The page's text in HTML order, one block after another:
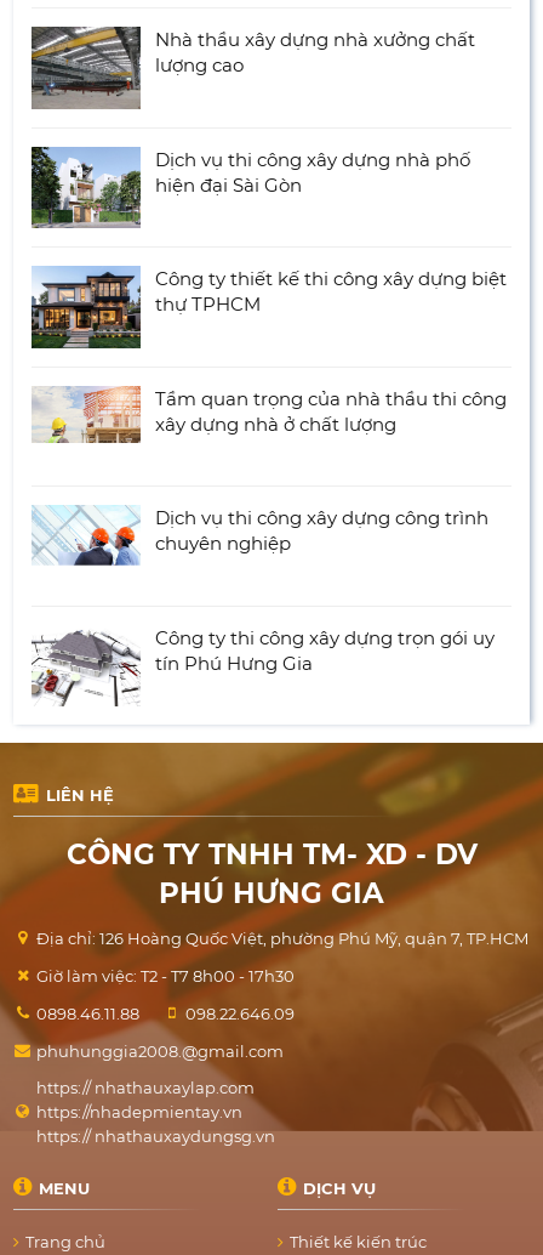
Nhà thầu xây dựng nhà xưởng chất
lượng cao
Dịch vụ thi công xây dựng nhà phố
hiện đại Sài Gòn
Công ty thiết kế thi công xây dựng biệt
thự TPHCM
Tầm quan trọng của nhà thầu thi công
xây dựng nhà ở chất lượng
Dịch vụ thi công xây dựng công trình
chuyên nghiệp
Công ty thi công xây dựng trọn gói uy
tín Phú Hưng Gia
LIÊN HỆ
CÔNG TY TNHH TM- XD - DV
PHÚ HƯNG GIA
Địa chỉ: 126 Hoàng Quốc Việt, phường Phú Mỹ, quận 7, TP.HCM
Giờ làm việc: T2 - T7 8h00 - 17h30
0898.46.11.88
098.22.646.09
phuhunggia2008.@gmail.com
https:// nhathauxaylap.com
https://nhadepmientay.vn
https:// nhathauxaydungsg.vn
MENU
Trang chủ
DỊCH VỤ
Thiết kế kiến trúc